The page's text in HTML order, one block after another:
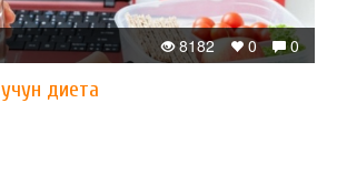
0
0
8182
диета